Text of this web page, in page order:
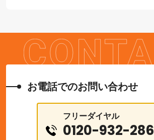
お電話でのお問い合わせ
フリーダイヤル
0120-932-286